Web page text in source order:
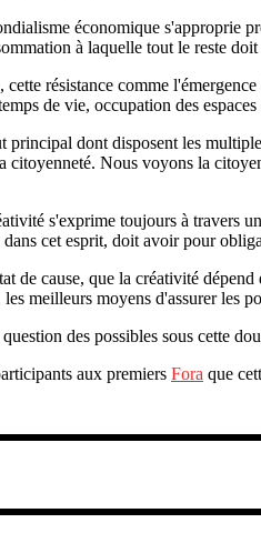
économique s'approprie
à laquelle tout le reste doit
résistance comme
de vie, occupation des
principal dont disposent les
citoyenneté. Nous voyons la
s'exprime toujours à travers
cet esprit, doit avoir pour
de cause, que la créativité
les meilleurs moyens d'assurer les
des possibles sous cette
aux premiers Fora que